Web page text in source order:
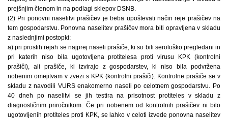
prejšnjim členom in na podlagi sklepov DSNB.
(2) Pri ponovni naselitvi prašičev je treba upoštevati način reje prašičev na
tem gospodarstvu. Ponovna naselitev prašičev mora biti opravljena v skladu
z naslednjimi postopki:
a) pri prostih rejah se najprej naseli prašiče, ki so bili serološko pregledani in
pri katerih niso bila ugotovljena protitelesa proti virusu KPK (kontrolni
prašiči), ali prašiče, ki izvirajo z gospodarstev, ki niso bila podvržena
nobenim omejitvam v zvezi s KPK (kontrolni prašiči). Kontrolne prašiče se v
skladu z navodili VURS enakomerno naseli po celotnem gospodarstvu. Po
40 dneh po naselitvi se jih testira na prisotnost protiteles v skladu z
diagnostičnim priročnikom. Če pri nobenem od kontrolnih prašičev ni bilo
ugotovljenih protiteles proti KPK, se lahko v celoti izvede ponovna naselitev